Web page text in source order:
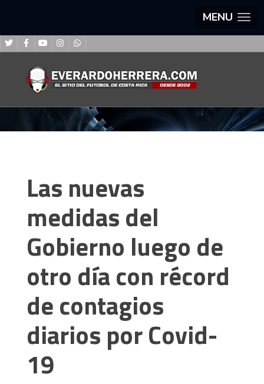
MENU
Las nuevas
medidas del
Gobierno luego de
otro día con récord
de contagios
diarios por Covid-
19